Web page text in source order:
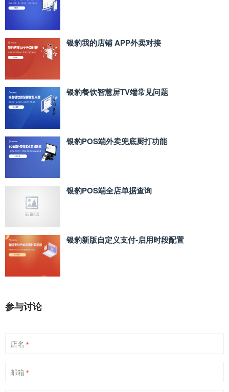
银豹我的店铺 APP外卖对接
银豹餐饮智慧屏TV端常见问题
银豹POS端外卖兜底厨打功能
银豹POS端全店单据查询
银豹新版自定义支付‑启用时段配置
参与讨论
店名 *
邮箱 *